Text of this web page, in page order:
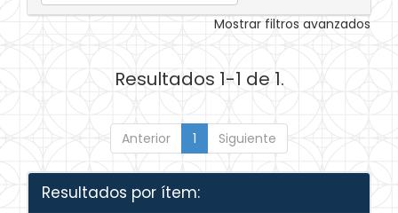
Mostrar filtros avanzados
Resultados 1-1 de 1.
Anterior 1 Siguiente
Resultados por ítem: